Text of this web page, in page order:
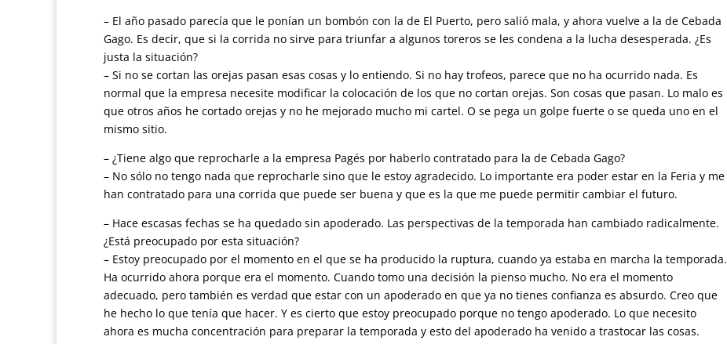
– El año pasado parecía que le ponían un bombón con la de El Puerto, pero salió mala, y ahora vuelve a la de Cebada
Gago. Es decir, que si la corrida no sirve para triunfar a algunos toreros se les condena a la lucha desesperada. ¿Es
justa la situación?
– Si no se cortan las orejas pasan esas cosas y lo entiendo. Si no hay trofeos, parece que no ha ocurrido nada. Es
normal que la empresa necesite modificar la colocación de los que no cortan orejas. Son cosas que pasan. Lo malo es
que otros años he cortado orejas y no he mejorado mucho mi cartel. O se pega un golpe fuerte o se queda uno en el
mismo sitio.
– ¿Tiene algo que reprocharle a la empresa Pagés por haberlo contratado para la de Cebada Gago?
– No sólo no tengo nada que reprocharle sino que le estoy agradecido. Lo importante era poder estar en la Feria y me
han contratado para una corrida que puede ser buena y que es la que me puede permitir cambiar el futuro.
– Hace escasas fechas se ha quedado sin apoderado. Las perspectivas de la temporada han cambiado radicalmente.
¿Está preocupado por esta situación?
– Estoy preocupado por el momento en el que se ha producido la ruptura, cuando ya estaba en marcha la temporada.
Ha ocurrido ahora porque era el momento. Cuando tomo una decisión la pienso mucho. No era el momento
adecuado, pero también es verdad que estar con un apoderado en que ya no tienes confianza es absurdo. Creo que
he hecho lo que tenía que hacer. Y es cierto que estoy preocupado porque no tengo apoderado. Lo que necesito
ahora es mucha concentración para preparar la temporada y esto del apoderado ha venido a trastocar las cosas.